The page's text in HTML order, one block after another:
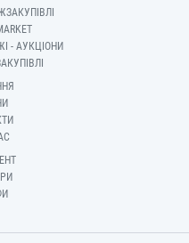
- АУКЦІОНИ